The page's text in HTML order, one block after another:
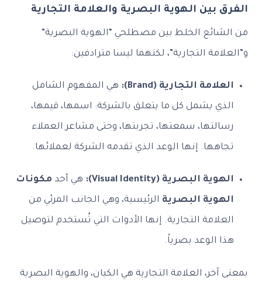
الفرق بين الهوية البصرية والعلامة التجارية
من الشائع الخلط بين مصطلحي “الهوية البصرية”
و”العلامة التجارية”، لكنهما ليسا مترادفين:
العلامة التجارية (Brand): هي المفهوم الشامل
الذي يشمل كل ما يتعلق بالشركة: اسمها، قيمها،
رسالتها، سمعتها، تجربتها، وحتى مشاعر العملاء
تجاهها. إنها الوعد الذي تقدمه الشركة لعملائها.
الهوية البصرية (Visual Identity): هي أحد مكونات
الهوية البصرية الرئيسية، وهي الجانب المرئي من
العلامة التجارية. إنها الأدوات التي تُستخدم لتوصيل
هذا الوعد بصرياً.
بمعنى آخر، العلامة التجارية هي الكيان، والهوية البصرية